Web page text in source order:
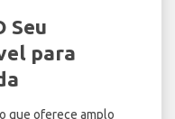
Seu
para
que oferece amplo